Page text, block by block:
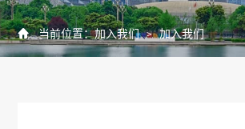
 当前位置：加入我们 > 加入我们